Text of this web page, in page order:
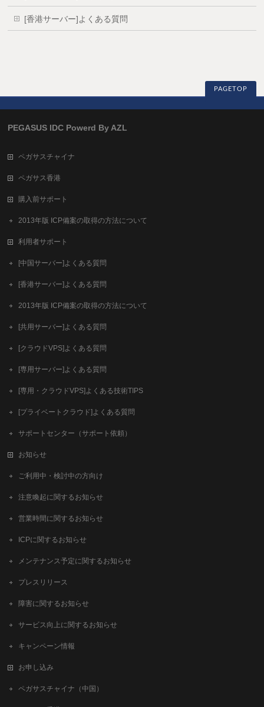
[香港サーバー]よくある質問
PAGETOP
PEGASUS IDC Powerd By AZL
ペガサスチャイナ
ペガサス香港
購入前サポート
2013年版 ICP備案の取得の方法について
利用者サポート
[中国サーバー]よくある質問
[香港サーバー]よくある質問
2013年版 ICP備案の取得の方法について
[共用サーバー]よくある質問
[クラウドVPS]よくある質問
[専用サーバー]よくある質問
[専用・クラウドVPS]よくある技術TIPS
[プライベートクラウド]よくある質問
サポートセンター（サポート依頼）
お知らせ
ご利用中・検討中の方向け
注意喚起に関するお知らせ
営業時間に関するお知らせ
ICPに関するお知らせ
メンテナンス予定に関するお知らせ
プレスリリース
障害に関するお知らせ
サービス向上に関するお知らせ
キャンペーン情報
お申し込み
ペガサスチャイナ（中国）